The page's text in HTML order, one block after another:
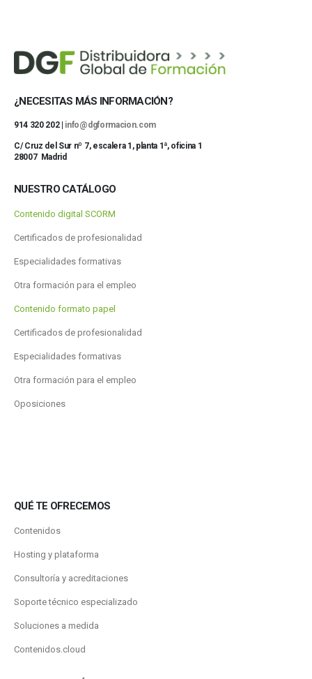
¿NECESITAS MÁS INFORMACIÓN?
914 320 202 | info@dgformacion.com
C/ Cruz del Sur nº 7, escalera 1, planta 1ª, oficina 1
28007 Madrid
NUESTRO CATÁLOGO
Contenido digital SCORM
Certificados de profesionalidad
Especialidades formativas
Otra formación para el empleo
Contenido formato papel
Certificados de profesionalidad
Especialidades formativas
Otra formación para el empleo
Oposiciones
QUÉ TE OFRECEMOS
Contenidos
Hosting y plataforma
Consultoría y acreditaciones
Soporte técnico especializado
Soluciones a medida
Contenidos.cloud